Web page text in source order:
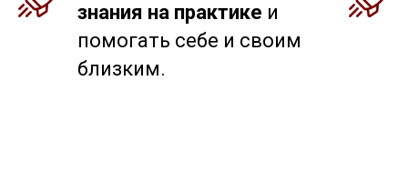
знания на практике и
помогать себе и своим
близким.